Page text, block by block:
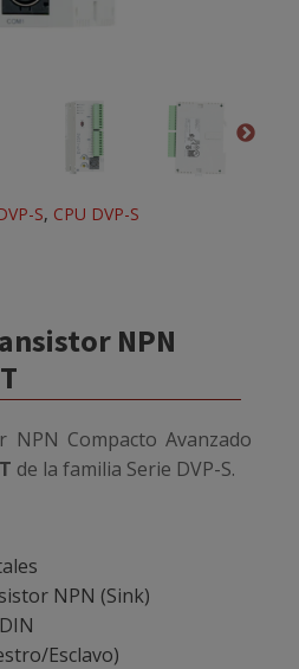
NPN
NPN Compacto Avanzado
de la familia Serie DVP-S.
NPN (Sink)
Esclavo)
S, CPU DVP-S